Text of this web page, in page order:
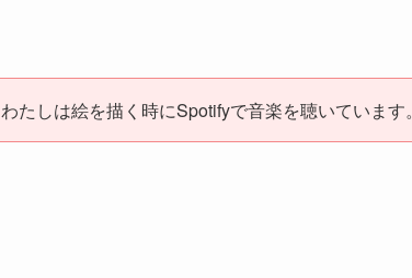
わたしは絵を描く時にSpotifyで音楽を聴いています。